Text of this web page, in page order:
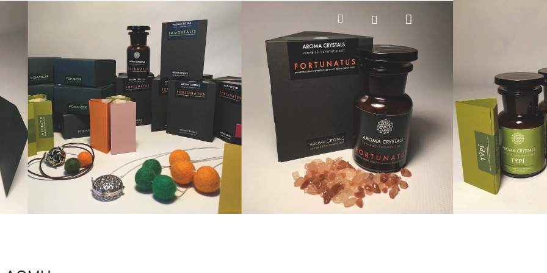
Hledat Přihlášení
košík